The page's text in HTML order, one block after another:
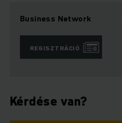
Business Network
REGISZTRÁCIÓ
Kérdése van?